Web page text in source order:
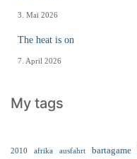
3. Mai 2026
The heat is on
7. April 2026
My tags
2010 afrika ausfahrt bartagame